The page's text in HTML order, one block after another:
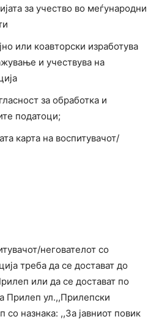
за учество во меѓународни
или коавторски изработува
и учествува на
за обработка и
податоци;
карта на воспитувачот/
негователот со
треба да се достават до
или да се достават по
Прилеп ул.,,Прилепски
со назнака: ,,За јавниот повик